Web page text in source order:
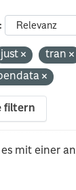
just tran
filtern
mit einer